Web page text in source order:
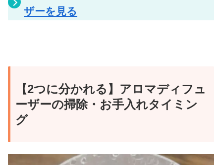
ザーを見る
【2つに分かれる】アロマディフュ
ーザーの掃除・お手入れタイミン
グ